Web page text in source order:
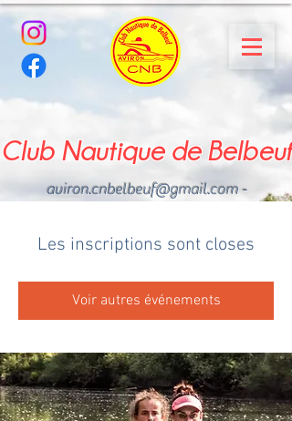
Club Nautique de Belbeuf
aviron.cnbelbeuf@gmail.com-
Les inscriptions sont closes
Voir autres événements